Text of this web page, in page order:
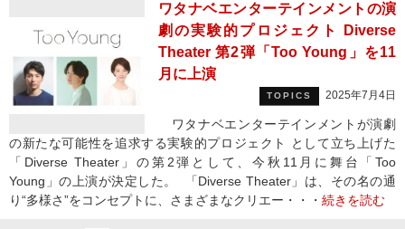
ワタナベエンターテインメントの演
劇の実験的プロジェクト Diverse
Theater 第2弾「Too Young」を11
月に上演
TOPICS 2025年7月4日
ワタナベエンターテインメントが演劇
の新たな可能性を追求する実験的プロジェクト として立ち上げた
「Diverse Theater」の第2弾として、今秋11月に舞台「Too
Young」の上演が決定した。 「Diverse Theater」は、その名の通
り“多様さ”をコンセプトに、さまざまなクリエー・・・ 続きを読む